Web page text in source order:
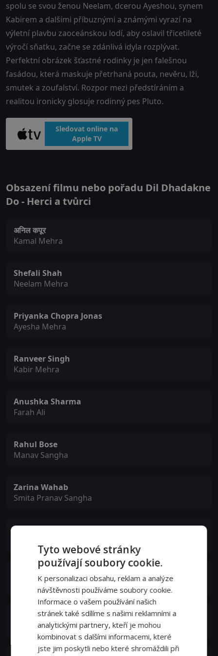
spolu se svou ženou Neelam, dcerou Ayeshou, synem
Kabirem a dalšími příbuznými a známými vyrazí na
výletní plavbu zaoceánskou lodí, aby oslavil třicetileté
výročí sňatku, začne se zdánlivá idyla rozplývat.
Perfektní obrázek šťastné rodinky je jen falešnou
fasádou, která maskuje přetrhaná pouta, nevěru, lži,
smutek a zoufalství. Rozpor mezi předstíráním a
realitou ironicky glosuje rodinný pes Pluto.
Sledovat online na
Apple TV
Obsazení filmu nebo pořadu Dil Dhadakne
Do - Herci a tvůrci
अनिल कपूर
Kamal Mehra
Shefali Shah
Neelam Mehra
Priyanka Chopra Jonas
Ayesha Mehra
Ranveer Singh
Kabir Mehra
Anushka Sharma
Farah Ali
Rahul Bose
Manav Sangha
Zarina Wahab
Smita Pranav Sangha
Pluto Mehra / Narrator (voice)
विक्रान्त मैस्सी
Rana Khanna
Tyto webové stránky
používají soubory cookie.
K personalizaci obsahu, reklam a analýze
návštěvnosti používáme soubory cookie.
Informace o vašem používání našich
stránek také sdílíme s našimi reklamními a
analytickými partnery, kteří je mohou
kombinovat s dalšími informacemi, které
jste jim poskytli nebo které shromáždili při